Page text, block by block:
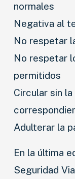
normales
Negativa al
No respetar
No respetar
permitidos
Circular sin
Adulterar la
En la última
Seguridad